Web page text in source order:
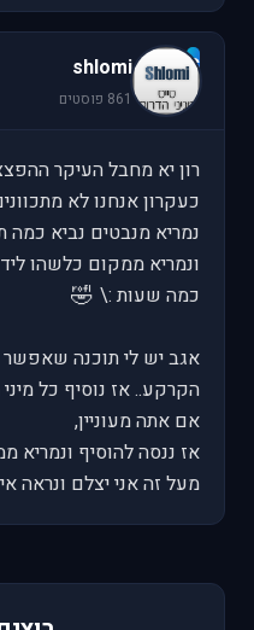
s
shlomi
861 פוסטים
רון יא מחבל העיקר
כעקרון אנחנו לא
נמריא מנבטים נביא כמה
ונמריא ממקום כלשהו
כמה שעות :\ 🤣
אגב יש לי תוכנה שאפשר
הקרקע.. אז נוסיף כל
אם אתה מעוניין,
אז ננסה להוסיף ונמריא
מעל זה אני יצלם ונראה